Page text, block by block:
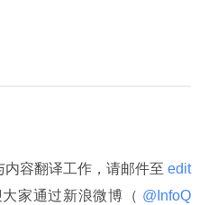
容翻译工作，请邮件至 edit
大家通过新浪微博（